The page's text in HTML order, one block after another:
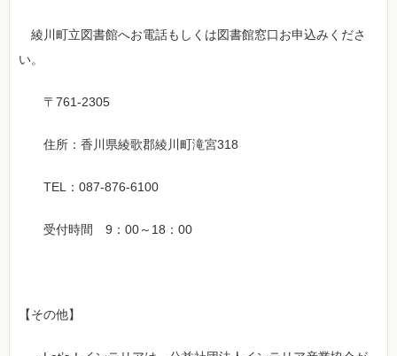
綾川町立図書館へお電話もしくは図書館窓口お申込みくださ
い。
〒761-2305
住所：香川県綾歌郡綾川町滝宮318
TEL：087-876-6100
受付時間 9：00～18：00
【その他】